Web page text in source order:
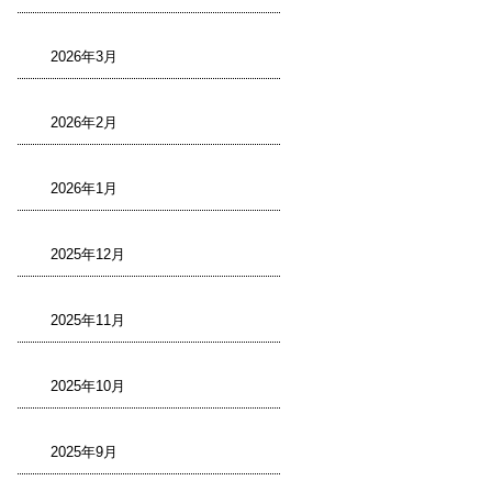
2026年3月
2026年2月
2026年1月
2025年12月
2025年11月
2025年10月
2025年9月